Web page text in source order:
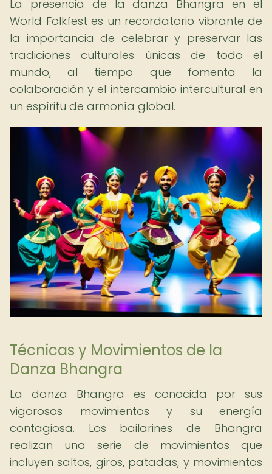
La presencia de la danza Bhangra en el
World Folkfest es un recordatorio vibrante de
la importancia de celebrar y preservar las
tradiciones culturales únicas de todo el
mundo, al tiempo que fomenta la
colaboración y el intercambio intercultural en
un espíritu de armonía global.
Técnicas y Movimientos de la
Danza Bhangra
La danza Bhangra es conocida por sus
vigorosos movimientos y su energía
contagiosa. Los bailarines de Bhangra
realizan una serie de movimientos que
incluyen saltos, giros, patadas, y movimientos